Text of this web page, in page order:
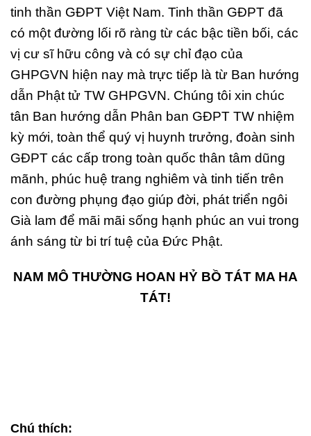
tinh thần GĐPT Việt Nam. Tinh thần GĐPT đã
có một đường lối rõ ràng từ các bậc tiền bối, các
vị cư sĩ hữu công và có sự chỉ đạo của
GHPGVN hiện nay mà trực tiếp là từ Ban hướng
dẫn Phật tử TW GHPGVN. Chúng tôi xin chúc
tân Ban hướng dẫn Phân ban GĐPT TW nhiệm
kỳ mới, toàn thể quý vị huynh trưởng, đoàn sinh
GĐPT các cấp trong toàn quốc thân tâm dũng
mãnh, phúc huệ trang nghiêm và tinh tiến trên
con đường phụng đạo giúp đời, phát triển ngôi
Già lam để mãi mãi sống hạnh phúc an vui trong
ánh sáng từ bi trí tuệ của Đức Phật.
NAM MÔ THƯỜNG HOAN HỶ BỒ TÁT MA HA
TÁT!
Chú thích: